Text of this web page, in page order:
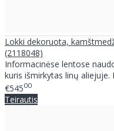
Lokki dekoruota,
(2118048)
Informacinėse lentose
kuris išmirkytas linų aliejuje.
€54500
Teirautis